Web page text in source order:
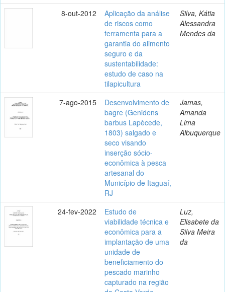
8-out-2012
Aplicação da análise
de riscos como
ferramenta para a
garantia do alimento
seguro e da
sustentabilidade:
estudo de caso na
tilapicultura
Silva, Kátia
Alessandra
Mendes da
7-ago-2015
Desenvolvimento de
bagre (Genidens
barbus Lapècede,
1803) salgado e
seco visando
inserção sócio-
econômica à pesca
artesanal do
Município de Itaguaí,
RJ
Jamas,
Amanda
Lima
Albuquerque
24-fev-2022
Estudo de
viabilidade técnica e
econômica para a
implantação de uma
unidade de
beneficiamento do
pescado marinho
capturado na região
Luz,
Elisabete da
Silva Meira
da